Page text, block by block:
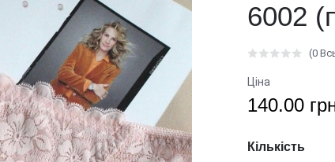
6002
(0
Ціна
140.00
Кількість